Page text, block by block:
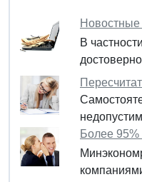
Новостные
В
Более 95%